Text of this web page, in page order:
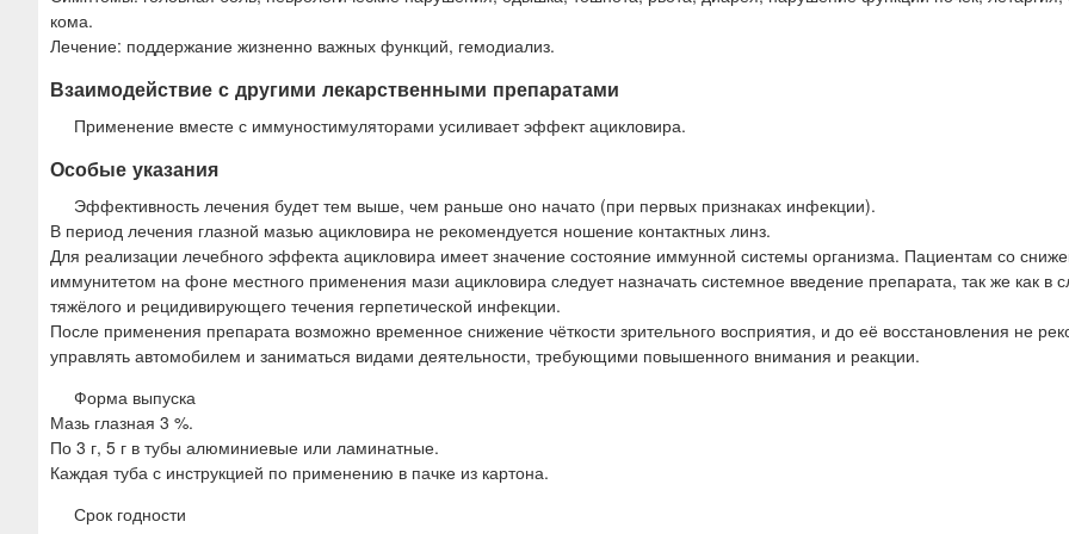
кома.
Лечение: поддержание жизненно важных функций, гемодиализ.
Взаимодействие с другими лекарственными препаратами
Применение вместе с иммуностимуляторами усиливает эффект ацикловира.
Особые указания
Эффективность лечения будет тем выше, чем раньше оно начато (при первых признаках инфекции).
В период лечения глазной мазью ацикловира не рекомендуется ношение контактных линз.
Для реализации лечебного эффекта ацикловира имеет значение состояние иммунной системы организма. Пациентам со
иммунитетом на фоне местного применения мази ацикловира следует назначать системное введение препарата, так же как в
тяжёлого и рецидивирующего течения герпетической инфекции.
После применения препарата возможно временное снижение чёткости зрительного восприятия, и до её восстановления не
управлять автомобилем и заниматься видами деятельности, требующими повышенного внимания и реакции.
Форма выпуска
Мазь глазная 3 %.
По 3 г, 5 г в тубы алюминиевые или ламинатные.
Каждая туба с инструкцией по применению в пачке из картона.
Срок годности